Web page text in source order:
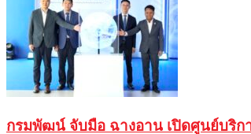
กรมพัฒน์ จับมือ ฉางอาน เปิดศูนย์บริก